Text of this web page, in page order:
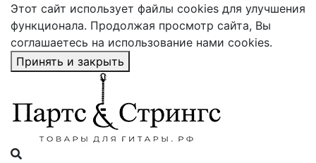
Этот сайт использует файлы cookies для улучшения
функционала. Продолжая просмотр сайта, Вы
соглашаетесь на использование нами cookies.
Принять и закрыть